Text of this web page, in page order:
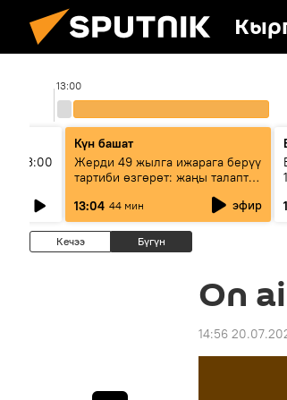
13:00
13:00
Күн башат
Жерди 49 жылга ижарага берүү
тартиби өзгөрөт: жаңы талаптар
13:04 44 мин эфир
Кечээ Бүгүн
On
14:56